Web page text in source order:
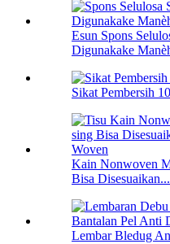
Esun Spons
Digunakake
Sikat Pembersih
Kain Nonwoven
Bisa Disesuaikan...
Lembar Bledug